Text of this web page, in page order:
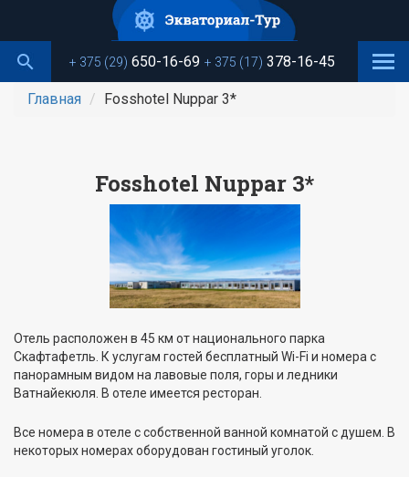
основному
содержанию+ 375 (29) 650-16-69 + 375 (17) 378-16-45
Главная Fosshotel Nuppar 3*
Fosshotel Nuppar 3*
Отель расположен в 45 км от национального парка
Скафтафетль. К услугам гостей бесплатный Wi-Fi и номера с
панорамным видом на лавовые поля, горы и ледники
Ватнайекюля. В отеле имеется ресторан.
Все номера в отеле с собственной ванной комнатой с душем. В
некоторых номерах оборудован гостиный уголок.